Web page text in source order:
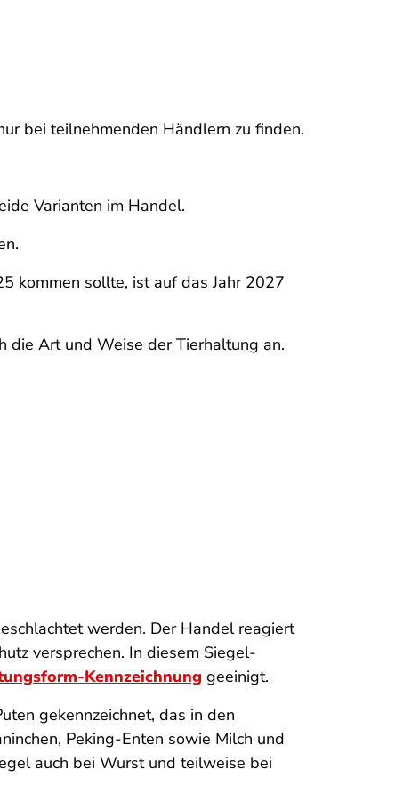
bei teilnehmenden Händlern zu finden.
Varianten im Handel.
kommen sollte, ist auf das Jahr 2027
die Art und Weise der Tierhaltung an.
werden. Der Handel reagiert
versprechen. In diesem Siegel-
Kennzeichnung geeinigt.
gekennzeichnet, das in den
Peking-Enten sowie Milch und
auch bei Wurst und teilweise bei